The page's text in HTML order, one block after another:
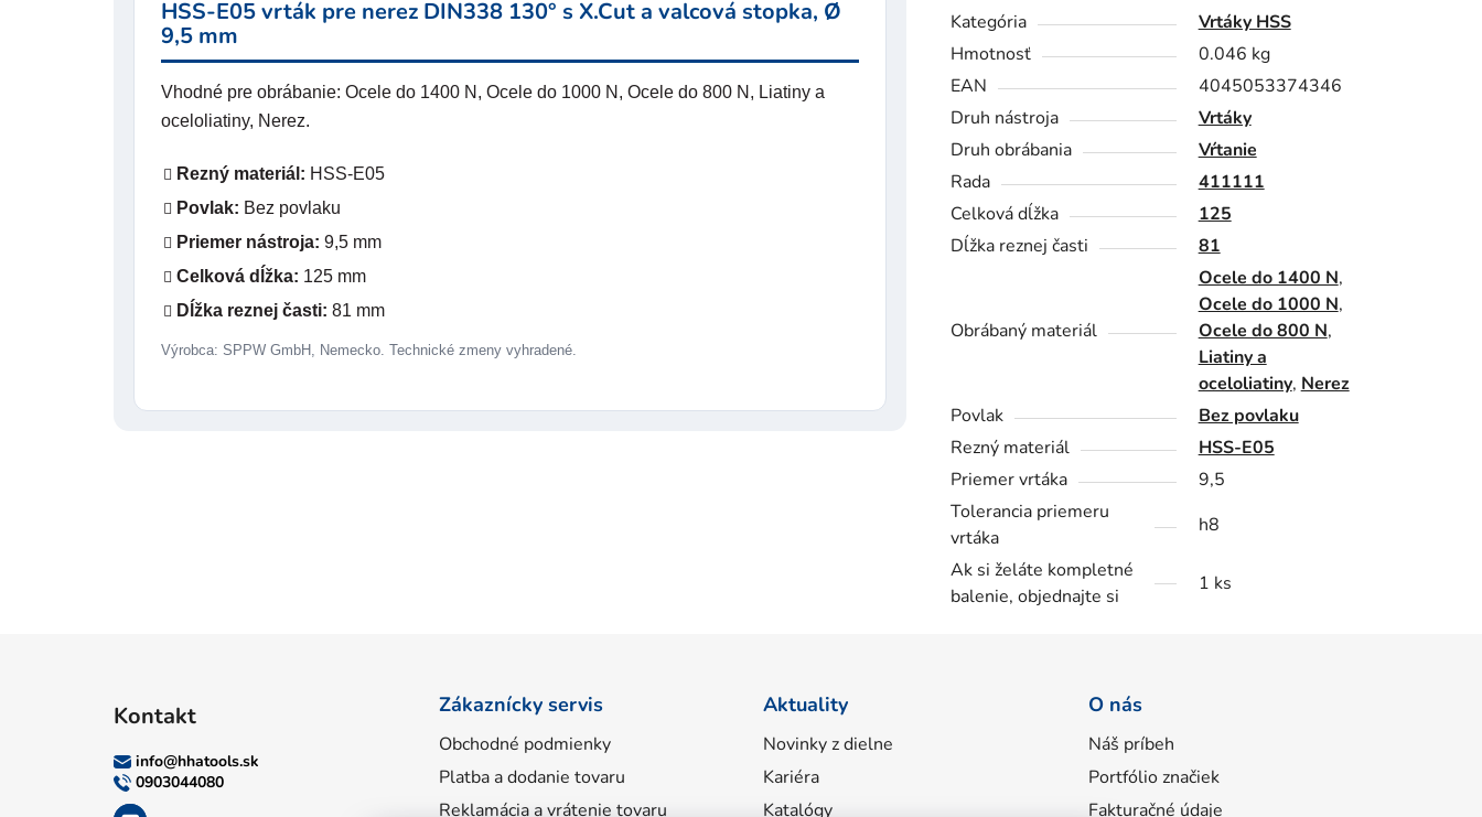
HSS-E05 vrták pre nerez DIN338 130° s X.Cut a valcová stopka, Ø
9,5 mm
Vhodné pre obrábanie: Ocele do 1400 N, Ocele do 1000 N, Ocele do 800 N, Liatiny a
oceloliatiny, Nerez.
Rezný materiál: HSS-E05
Povlak: Bez povlaku
Priemer nástroja: 9,5 mm
Celková dĺžka: 125 mm
Dĺžka reznej časti: 81 mm
Výrobca: SPPW GmbH, Nemecko. Technické zmeny vyhradené.
Kategória
Vrtáky HSS
Hmotnosť
0.046 kg
EAN
4045053374346
Druh nástroja
Vrtáky
Druh obrábania
Vŕtanie
Rada
411111
Celková dĺžka
125
Dĺžka reznej časti
81
Obrábaný materiál
Ocele do 1400 N,
Ocele do 1000 N,
Ocele do 800 N,
Liatiny a
oceloliatiny, Nerez
Povlak
Bez povlaku
Rezný materiál
HSS-E05
Priemer vrtáka
9,5
Tolerancia priemeru
vrtáka
h8
Ak si želáte kompletné
balenie, objednajte si
1 ks
Kontakt
info@hhatools.sk
0903044080
Zákaznícky servis
Obchodné podmienky
Platba a dodanie tovaru
Reklamácia a vrátenie tovaru
Aktuality
Novinky z dielne
Kariéra
Katalógy
O nás
Náš príbeh
Portfólio značiek
Fakturačné údaje